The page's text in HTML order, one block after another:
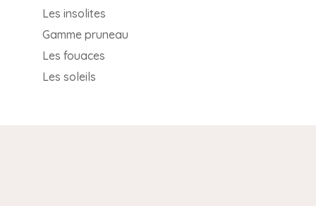
Les insolites
Gamme pruneau
Les fouaces
Les soleils